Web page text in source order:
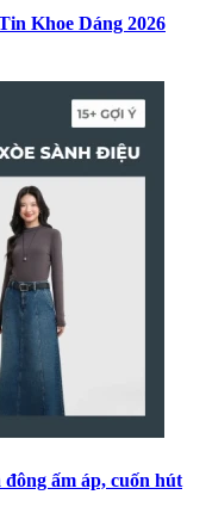
Khoe Dáng 2026
ấm áp, cuốn hút